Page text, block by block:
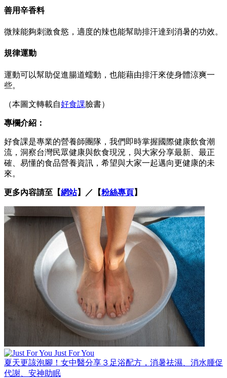
善用辛香料
微辣能夠刺激食慾，適度的辣也能幫助排汗達到消暑的功效。
規律運動
運動可以幫助促進腸道蠕動，也能藉由排汗來使身體涼爽一
些。
（本圖文轉載自好食課臉書）
專欄介紹：
好食課是專業的營養師團隊，我們即時掌握國際健康飲食潮
流，洞察台灣民眾健康與飲食現況，與大家分享最新、最正
確、易懂的食品營養資訊，希望與大家一起邁向更健康的未
來。
更多內容請至【網站】／【粉絲專頁】
Just For You
夏天更該泡腳！女中醫分享３足浴配方，消暑祛濕、消水腫促
代謝、安神助眠